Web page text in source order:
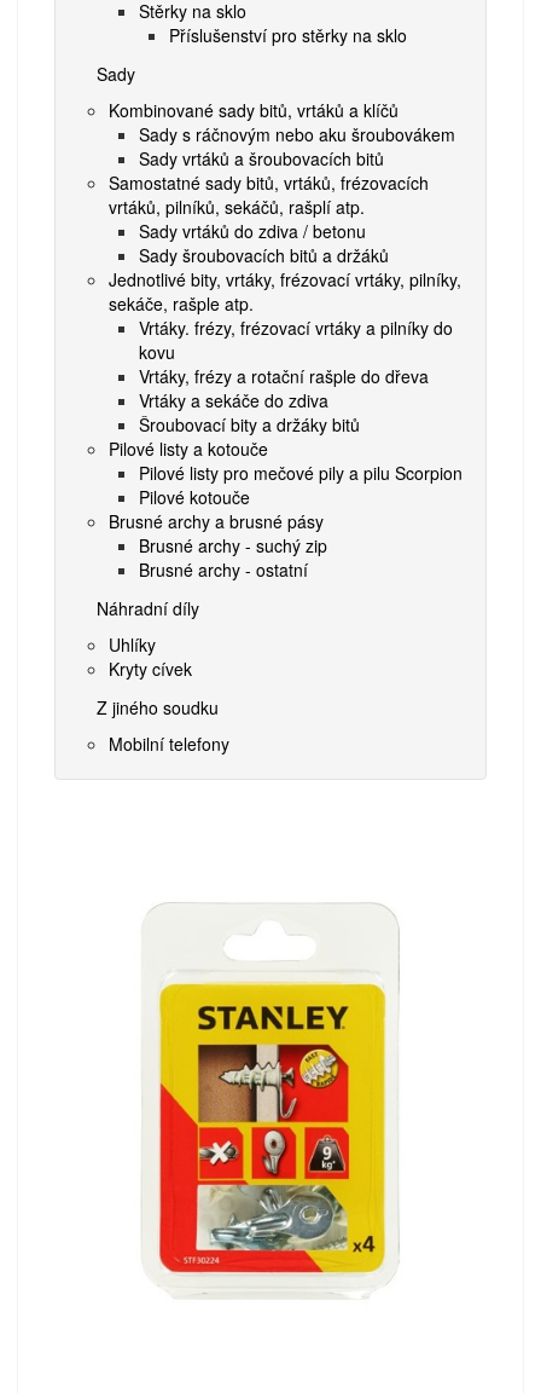
Stěrky na sklo
Příslušenství pro stěrky na sklo
Sady
Kombinované sady bitů, vrtáků a klíčů
Sady s ráčnovým nebo aku šroubovákem
Sady vrtáků a šroubovacích bitů
Samostatné sady bitů, vrtáků, frézovacích
vrtáků, pilníků, sekáčů, rašplí atp.
Sady vrtáků do zdiva / betonu
Sady šroubovacích bitů a držáků
Jednotlivé bity, vrtáky, frézovací vrtáky, pilníky,
sekáče, rašple atp.
Vrtáky. frézy, frézovací vrtáky a pilníky do
kovu
Vrtáky, frézy a rotační rašple do dřeva
Vrtáky a sekáče do zdiva
Šroubovací bity a držáky bitů
Pilové listy a kotouče
Pilové listy pro mečové pily a pilu Scorpion
Pilové kotouče
Brusné archy a brusné pásy
Brusné archy - suchý zip
Brusné archy - ostatní
Náhradní díly
Uhlíky
Kryty cívek
Z jiného soudku
Mobilní telefony